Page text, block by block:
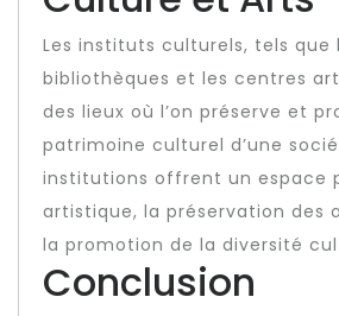
Les instituts culturels, tels que
bibliothèques et les centres
des lieux où l’on préserve et
patrimoine culturel d’une
institutions offrent un espace
artistique, la préservation des
la promotion de la diversité
Conclusion